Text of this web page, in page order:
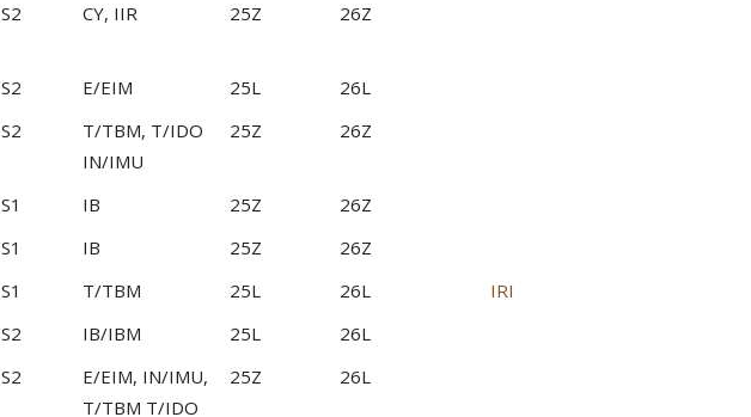
S2 CY, IIR 25Z 26Z
S2 E/EIM 25L
26L
S2
T/TBM, T/IDO
IN/IMU
25Z 26Z
S1 IB 25Z
26Z
S1 IB 25Z
26Z
S1 T/TBM 25L 26L
IRI
S2 IB/IBM 25L
26L
S2
E/EIM, IN/IMU,
T/TBM T/IDO
25Z 26L